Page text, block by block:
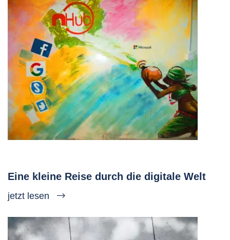
Eine kleine Reise durch die digitale Welt
jetzt lesen